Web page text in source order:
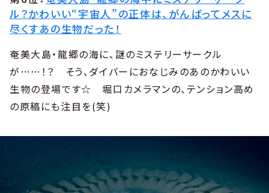
ル？かわいい“宇宙人”の正体は、がんばってメスに
尽くすあの生物だった！
奄美大島・龍郷の海に、謎のミステリーサークル
が……！？ そう、ダイバーにおなじみのあのかわいい
生物の登場です☆ 堀口カメラマンの、テンション高め
の原稿にも注目を(笑)